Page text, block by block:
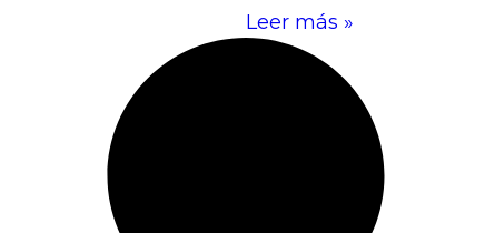
Leer más »